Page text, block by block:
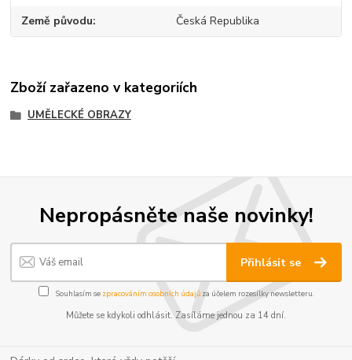
Země původu Česká Republika
Zboží zařazeno v kategoriích
UMĚLECKÉ OBRAZY
Nepropásněte naše novinky!
Přihlásit se
Souhlasím se zpracováním osobních údajůza účelem rozesílky newsletteru.
Můžete se kdykoli odhlásit. Zasíláme jednou za 14 dní.